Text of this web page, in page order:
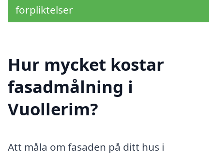
förpliktelser
Hur mycket kostar
fasadmålning i
Vuollerim?
Att måla om fasaden på ditt hus i